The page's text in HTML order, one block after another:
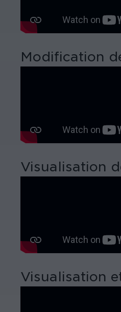
Modification
Visualisation
Visualisation